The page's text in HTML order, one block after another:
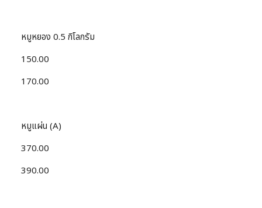
หมูหยอง 0.5 กิโลกรัม
150.00
170.00
หมูแผ่น (A)
370.00
390.00